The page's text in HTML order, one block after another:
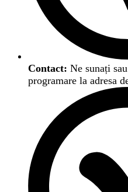
Contact: Ne sunați
programare la adresa